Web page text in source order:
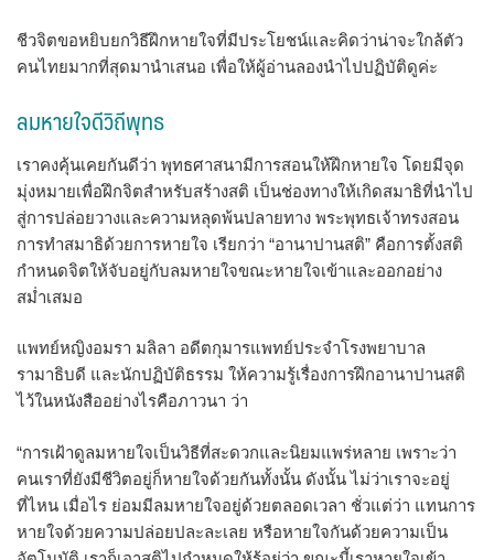
ชีวจิตขอหยิบยกวิธีฝึกหายใจที่มีประโยชน์และคิดว่าน่าจะใกล้ตัว
คนไทยมากที่สุดมานำเสนอ เพื่อให้ผู้อ่านลองนำไปปฏิบัติดูค่ะ
ลมหายใจดีวิถีพุทธ
เราคงคุ้นเคยกันดีว่า พุทธศาสนามีการสอนให้ฝึกหายใจ โดยมีจุด
มุ่งหมายเพื่อฝึกจิตสำหรับสร้างสติ เป็นช่องทางให้เกิดสมาธิที่นำไป
สู่การปล่อยวางและความหลุดพ้นปลายทาง พระพุทธเจ้าทรงสอน
การทำสมาธิด้วยการหายใจ เรียกว่า “อานาปานสติ” คือการตั้งสติ
กำหนดจิตให้จับอยู่กับลมหายใจขณะหายใจเข้าและออกอย่าง
สม่ำเสมอ
แพทย์หญิงอมรา มลิลา อดีตกุมารแพทย์ประจำโรงพยาบาล
รามาธิบดี และนักปฏิบัติธรรม ให้ความรู้เรื่องการฝึกอานาปานสติ
ไว้ในหนังสืออย่างไรคือภาวนา ว่า
“การเฝ้าดูลมหายใจเป็นวิธีที่สะดวกและนิยมแพร่หลาย เพราะว่า
คนเราที่ยังมีชีวิตอยู่ก็หายใจด้วยกันทั้งนั้น ดังนั้น ไม่ว่าเราจะอยู่
ที่ไหน เมื่อไร ย่อมมีลมหายใจอยู่ด้วยตลอดเวลา ชั่วแต่ว่า แทนการ
หายใจด้วยความปล่อยปละละเลย หรือหายใจกันด้วยความเป็น